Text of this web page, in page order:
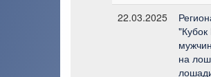
22.03.2025
на